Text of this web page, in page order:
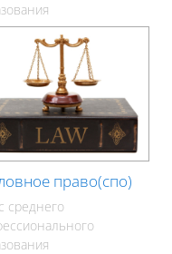
право(спо)
среднего